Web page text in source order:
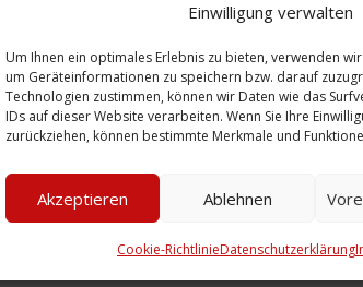
Einwilligung verwalten
Um Ihnen ein optimales Erlebnis zu bieten, verwenden
um Geräteinformationen zu speichern bzw. darauf
Technologien zustimmen, können wir Daten wie das
IDs auf dieser Website verarbeiten. Wenn Sie Ihre
zurückziehen, können bestimmte Merkmale und
Akzeptieren Ablehnen
Cookie-RichtlinieDatenschutzerklärung
Festräumen der Stadthalle
Amts Hannover
statt. Aus
und Sichel-Werken aus